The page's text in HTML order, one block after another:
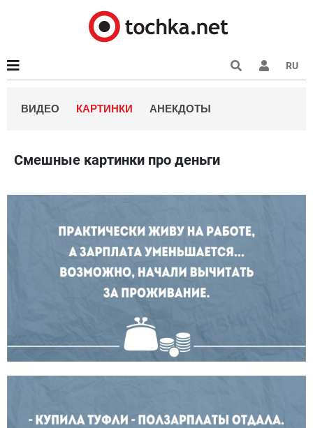
RU
ВИДЕО КАРТИНКИ АНЕКДОТЫ
Смешные картинки про деньги